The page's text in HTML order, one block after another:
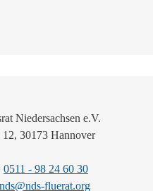
Niedersachsen e.V.
12, 30173 Hannover
0511 - 98 24 60 30
nds@nds-fluerat.org